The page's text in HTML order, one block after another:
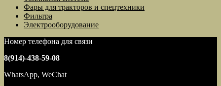
Фары для тракторов и спецтехники
Фильтра
Электрооборудование
Номер телефона для связи
8(914)-438-59-08
WhatsApp, WeChat